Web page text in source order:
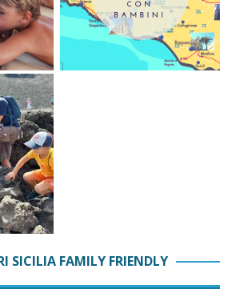
SICILIA FAMILY FRIENDLY